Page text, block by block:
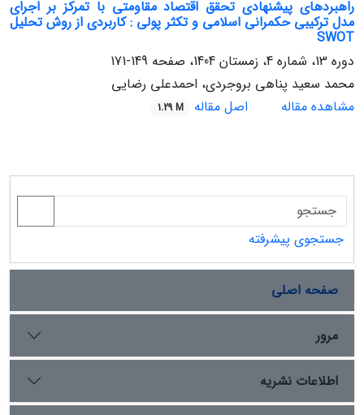
راهبردهای پیشنهادی تحقق اقتصاد مقاومتی با تمرکز بر اجرای
مدل ترکیبی حکمرانی اسلامی و تکثر پولی : کاربردی از روش تحلیل
SWOT
دوره 13، شماره 4، زمستان 1404، صفحه
149-171
محمد سعید پناهی بروجردی، احمدعلی رضایی
مشاهده مقاله
اصل مقاله 1.29 M
جستجوی پیشرفته
صفحه اصلی
مرور
اطلاعات نشریه